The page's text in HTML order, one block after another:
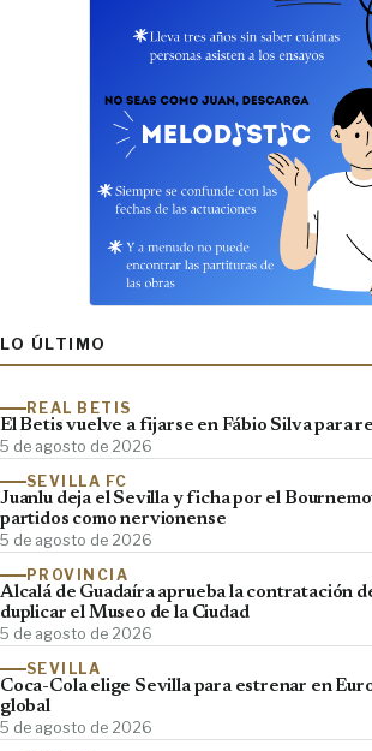
LO ÚLTIMO
REAL BETIS
El Betis vuelve a fijarse en Fábio Silva para
5 de agosto de 2026
SEVILLA FC
Juanlu deja el Sevilla y ficha por el
partidos como nervionense
5 de agosto de 2026
PROVINCIA
Alcalá de Guadaíra aprueba la contratación
duplicar el Museo de la Ciudad
5 de agosto de 2026
SEVILLA
Coca-Cola elige Sevilla para estrenar en
global
5 de agosto de 2026